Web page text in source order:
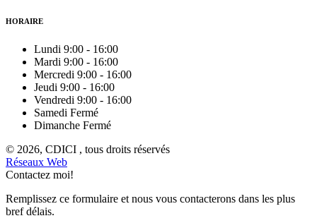
HORAIRE
Lundi 9:00 - 16:00
Mardi 9:00 - 16:00
Mercredi 9:00 - 16:00
Jeudi 9:00 - 16:00
Vendredi 9:00 - 16:00
Samedi Fermé
Dimanche Fermé
© 2026, CDICI , tous droits réservés
Réseaux Web
Contactez moi!
Remplissez ce formulaire et nous vous contacterons dans les plus
bref délais.